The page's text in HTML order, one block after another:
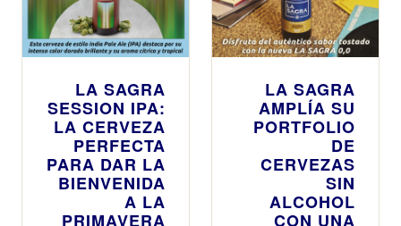
LA SAGRA
SESSION IPA:
LA CERVEZA
PERFECTA
PARA DAR LA
BIENVENIDA
A LA
PRIMAVERA
LA SAGRA
AMPLÍA SU
PORTFOLIO
DE
CERVEZAS
SIN
ALCOHOL
CON UNA